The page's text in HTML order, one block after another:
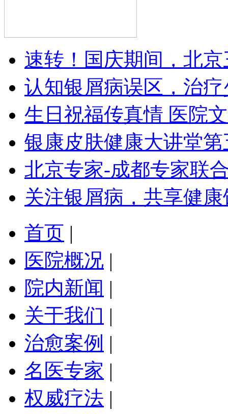
速转！国庆期间，北
认知银屑病误区，治
生日祝福传真情 医院
银康皮肤健康大讲堂第
北京专家-成都专家联
关注银屑病，共享健
首页 |
医院概况 |
院内新闻 |
关于我们 |
治愈案例 |
名医专家 |
权威疗法 |